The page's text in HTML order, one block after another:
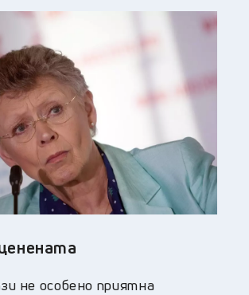
не особено приятна